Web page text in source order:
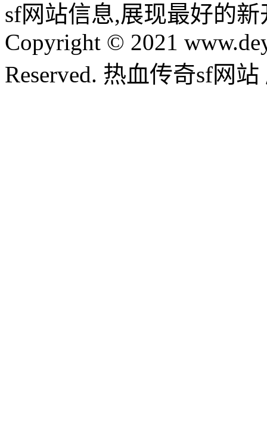
sf网站信息,展现最好的
Copyright © 2021
Reserved. 热血传奇sf网